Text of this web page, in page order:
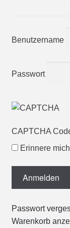
Benutzername
Passwort
CAPTCHA
Erinnere mich
Passwort
Warenkorb